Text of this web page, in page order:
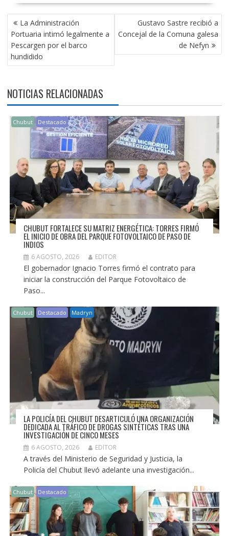
NAVEGACIÓN
DE
ENTRADAS
La Administración
Portuaria intimó legalmente a
Pescargen por el barco
hundidido
Gustavo Sastre recibió a
Concejal de la Comuna galesa
de Nefyn
NOTICIAS RELACIONADAS
Chubut Destacado
CHUBUT FORTALECE SU MATRIZ ENERGÉTICA: TORRES FIRMÓ
EL INICIO DE OBRA DEL PARQUE FOTOVOLTAICO DE PASO DE
INDIOS
6 AGOSTO, 2026 EDITOR
El gobernador Ignacio Torres firmó el contrato para
iniciar la construcción del Parque Fotovoltaico de
Paso...
Chubut Destacado Madryn
LA POLICÍA DEL CHUBUT DESARTICULÓ UNA ORGANIZACIÓN
DEDICADA AL TRÁFICO DE DROGAS SINTÉTICAS TRAS UNA
INVESTIGACIÓN DE CINCO MESES
6 AGOSTO, 2026 EDITOR
A través del Ministerio de Seguridad y Justicia, la
Policía del Chubut llevó adelante una investigación...
Chubut Destacado